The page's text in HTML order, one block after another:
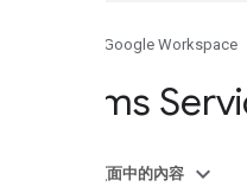
Google Workspace
Forms
這個頁面中的內容